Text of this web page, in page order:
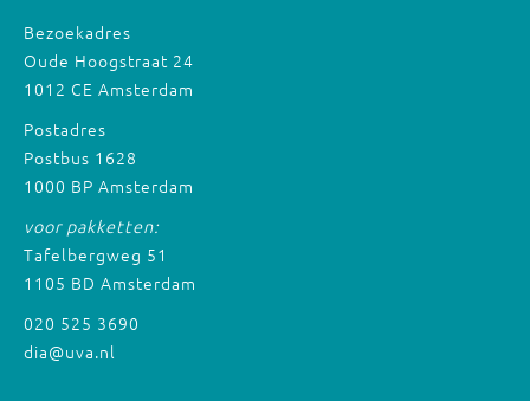
Bezoekadres
Oude Hoogstraat 24
1012 CE Amsterdam
Postadres
Postbus 1628
1000 BP Amsterdam
voor pakketten:
Tafelbergweg 51
1105 BD Amsterdam
020 525 3690
dia@uva.nl